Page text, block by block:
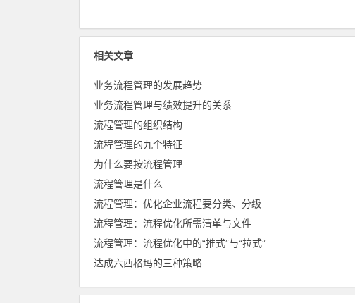
相关文章
业务流程管理的发展趋势
业务流程管理与绩效提升的关系
流程管理的组织结构
流程管理的九个特征
为什么要按流程管理
流程管理是什么
流程管理：优化企业流程要分类、分级
流程管理：流程优化所需清单与文件
流程管理：流程优化中的“推式”与“拉式”
达成六西格玛的三种策略